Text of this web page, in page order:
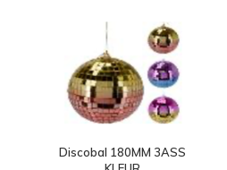
Discobal 180MM 3ASS